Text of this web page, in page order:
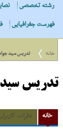
رشته تخصصی
فهرست جغرافیایی
خانه تدریس سید
تدریس
خانه نظرات کاربران